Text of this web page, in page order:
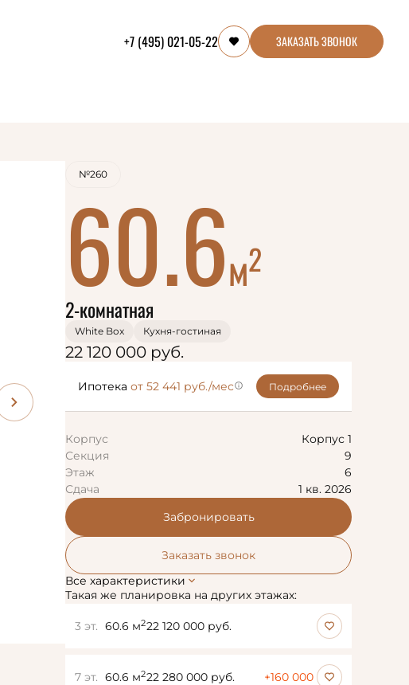
+7 (495) 021-05-22 ЗАКАЗАТЬ ЗВОНОК
№260
60.6м2
2-комнатная
White Box Кухня-гостиная
22 120 000 руб.
Ипотека от 52 441 руб./мес Подробнее
Корпус
Корпус 1
Секция
9
Этаж
6
Сдача
1 кв. 2026
Забронировать
Заказать звонок
Все характеристики
Такая же планировка на других этажах:
3 эт. 60.6 м222 120 000 руб.
7 эт. 60.6 м222 280 000 руб. +160 000